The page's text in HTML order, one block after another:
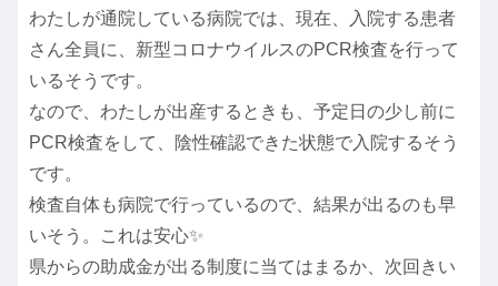
わたしが通院している病院では、現在、入院する患者
さん全員に、新型コロナウイルスのPCR検査を行って
いるそうです。
なので、わたしが出産するときも、予定日の少し前に
PCR検査をして、陰性確認できた状態で入院するそう
です。
検査自体も病院で行っているので、結果が出るのも早
いそう。これは安心✨
県からの助成金が出る制度に当てはまるか、次回きい